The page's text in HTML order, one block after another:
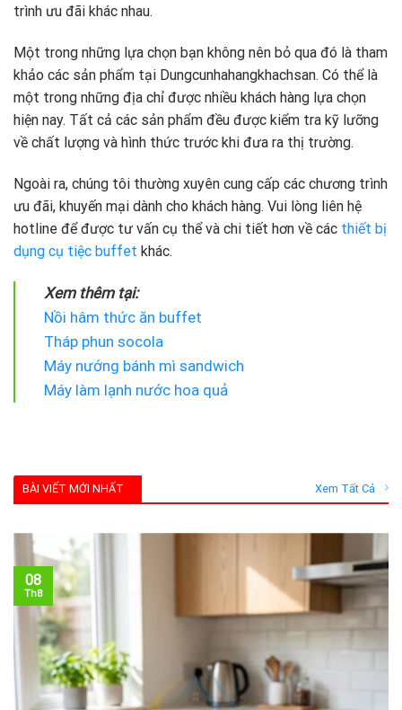
trình ưu đãi khác nhau.
Một trong những lựa chọn bạn không nên bỏ qua đó là tham
khảo các sản phẩm tại Dungcunhahangkhachsan. Có thể là
một trong những địa chỉ được nhiều khách hàng lựa chọn
hiện nay. Tất cả các sản phẩm đều được kiểm tra kỹ lưỡng
về chất lượng và hình thức trước khi đưa ra thị trường.
Ngoài ra, chúng tôi thường xuyên cung cấp các chương trình
ưu đãi, khuyến mại dành cho khách hàng. Vui lòng liên hệ
hotline để được tư vấn cụ thể và chi tiết hơn về các thiết bị
dụng cụ tiệc buffet khác.
Xem thêm tại:
Nồi hâm thức ăn buffet
Tháp phun socola
Máy nướng bánh mì sandwich
Máy làm lạnh nước hoa quả
BÀI VIẾT MỚI NHẤT Xem Tất Cả
08
Th8